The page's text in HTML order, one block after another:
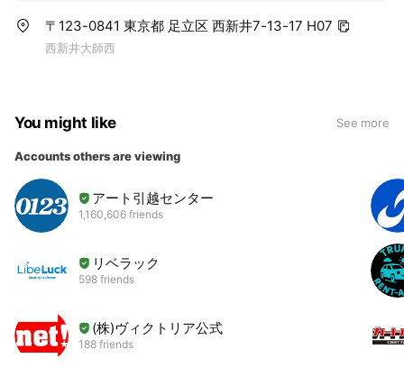
〒123-0841 東京都 足立区 西新井7-13-17 H07
西新井大師西
You might like See more
Accounts others are viewing
アート引越センター
1,160,606 friends
リベラック
598 friends
(株)ヴィクトリア公式
188 friends